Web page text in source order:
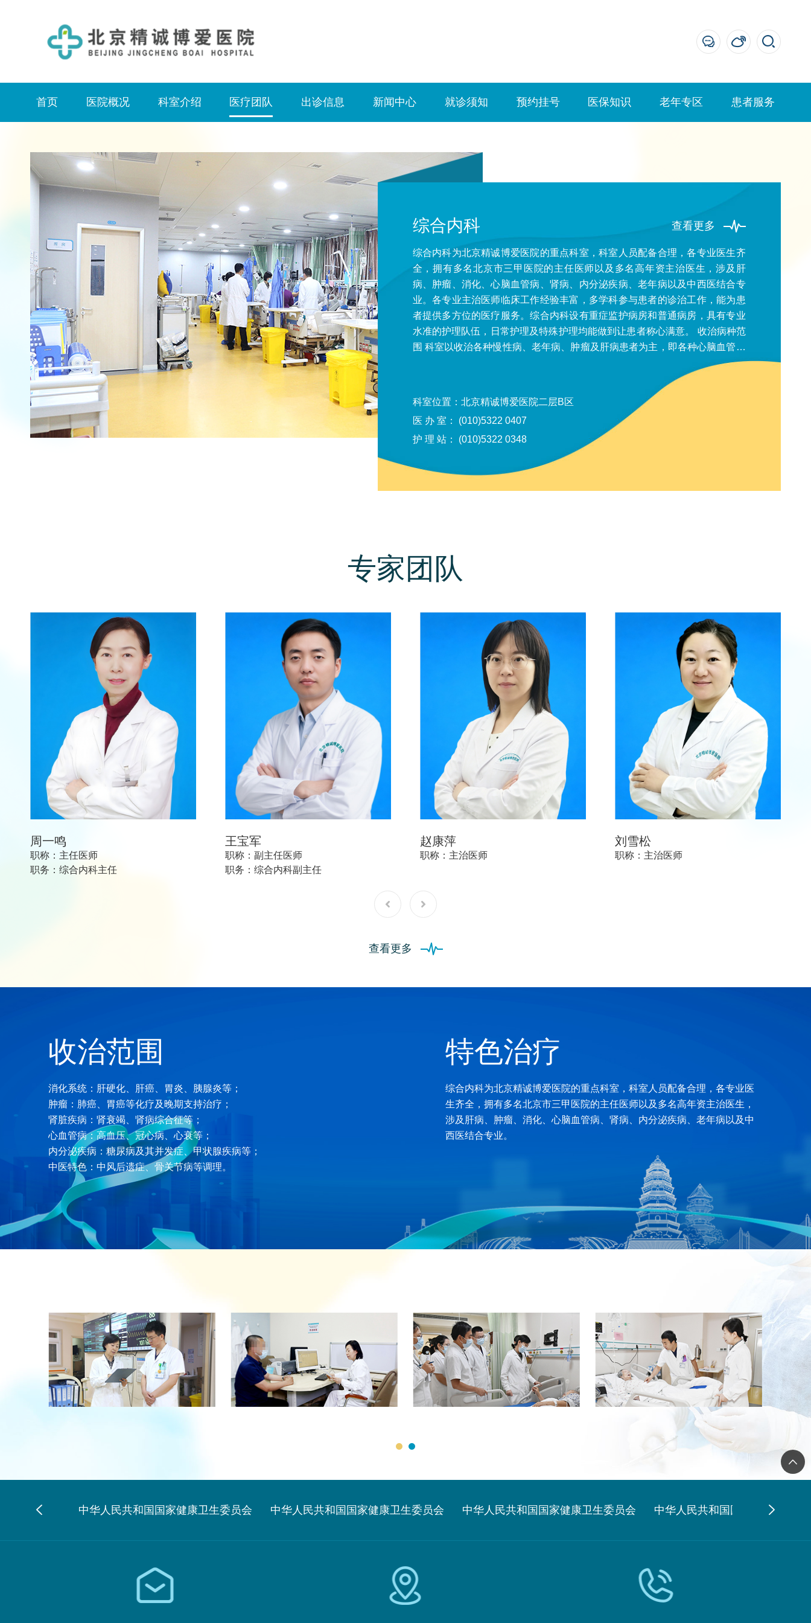
首页 医院概况 科室介绍 医疗团队 出诊信息 新闻中心 就诊须知 预约挂号 医保知识 老年专区 患者服务
综合内科 查看更多
综合内科为北京精诚博爱医院的重点科室，科室人员配备合理，各专业医生齐
全，拥有多名北京市三甲医院的主任医师以及多名高年资主治医生，涉及肝
病、肿瘤、消化、心脑血管病、肾病、内分泌疾病、老年病以及中西医结合专
业。各专业主治医师临床工作经验丰富，多学科参与患者的诊治工作，能为患
者提供多方位的医疗服务。综合内科设有重症监护病房和普通病房，具有专业
水准的护理队伍，日常护理及特殊护理均能做到让患者称心满意。 收治病种范
围 科室以收治各种慢性病、老年病、肿瘤及肝病患者为主，即各种心脑血管疾
病、胃肠病及肝胆胰疾病、各种肿瘤的化疗及晚期支持治疗、各种慢性肾病及
病、肝硬化（肝炎后、酒精性、心源性、胆汁性、药物性肝硬化）及其并发症
（消化道出血、大量胸腹水、肝性脑病、自发性腹膜炎）、肝癌（原发性、转
移性），开展B超引导下肝组织穿刺及肝囊肿治疗。胃食管反流病、急慢性胃
炎、胃溃疡、功能性消化不良、胆囊炎、急慢性胰腺炎、急慢性肠炎、肠梗
癌、膀胱癌、卵巢癌的化疗、靶向、免疫等治疗；癌性疼痛；各种晚期肿瘤及
合征、乳酸性酸中毒、低血糖症及低血糖昏迷、糖尿病周围神经病变、糖尿病
肾病、糖尿病视网膜病变、糖尿病心血管病变、糖尿病足等。甲状腺功能亢
血症。 ▍中医特色治疗 中风后遗症、周围性神经疾病、骨关节病、关节退行性
变、偏头痛、颈椎病、腰椎病、胃肠道疾病等。 科室专家推荐 科室联系方式：
医院地址：北京市朝阳区南皋路188号 医办室：53220407 护士站：53220348
科室位置：北京精诚博爱医院二层B区
医 办 室： (010)5322 0407
护 理 站： (010)5322 0348
专家团队
周一鸣
职称：主任医师
职务：综合内科主任
王宝军
职称：副主任医师
职务：综合内科副主任
赵康萍
职称：主治医师
刘雪松
职称：主治医师
查看更多
收治范围
消化系统：肝硬化、肝癌、胃炎、胰腺炎等；
肿瘤：肺癌、胃癌等化疗及晚期支持治疗；
肾脏疾病：肾衰竭、肾病综合征等；
心血管病：高血压、冠心病、心衰等；
内分泌疾病：糖尿病及其并发症、甲状腺疾病等；
中医特色：中风后遗症、骨关节病等调理。
特色治疗
综合内科为北京精诚博爱医院的重点科室，科室人员配备合理，各专业医
生齐全，拥有多名北京市三甲医院的主任医师以及多名高年资主治医生，
涉及肝病、肿瘤、消化、心脑血管病、肾病、内分泌疾病、老年病以及中
西医结合专业。
中华人民共和国国家健康卫生委员会 中华人民共和国国家健康卫生委员会 中华人民共和国国家健康卫生委员会 中华人民共和国国家健康卫生委